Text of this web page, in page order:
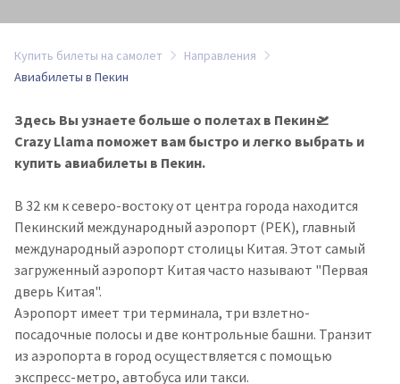
Купить билеты на самолет
Направления
Авиабилеты в Пекин
Здесь Вы узнаете больше о полетах в Пекин🛫
Crazy Llama поможет вам быстро и легко выбрать и
купить авиабилеты в Пекин.
В 32 км к северо-востоку от центра города находится
Пекинский международный аэропорт (PEK), главный
международный аэропорт столицы Китая. Этот самый
загруженный аэропорт Китая часто называют "Первая
дверь Китая".
Аэропорт имеет три терминала, три взлетно-
посадочные полосы и две контрольные башни. Транзит
из аэропорта в город осуществляется с помощью
экспресс-метро, ​​автобуса или такси.